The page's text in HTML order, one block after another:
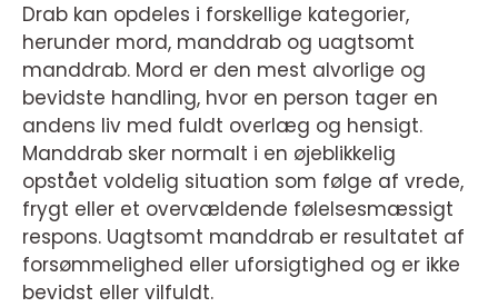
Drab kan opdeles i forskellige kategorier,
herunder mord, manddrab og uagtsomt
manddrab. Mord er den mest alvorlige og
bevidste handling, hvor en person tager en
andens liv med fuldt overlæg og hensigt.
Manddrab sker normalt i en øjeblikkelig
opstået voldelig situation som følge af vrede,
frygt eller et overvældende følelsesmæssigt
respons. Uagtsomt manddrab er resultatet af
forsømmelighed eller uforsigtighed og er ikke
bevidst eller vilfuldt.